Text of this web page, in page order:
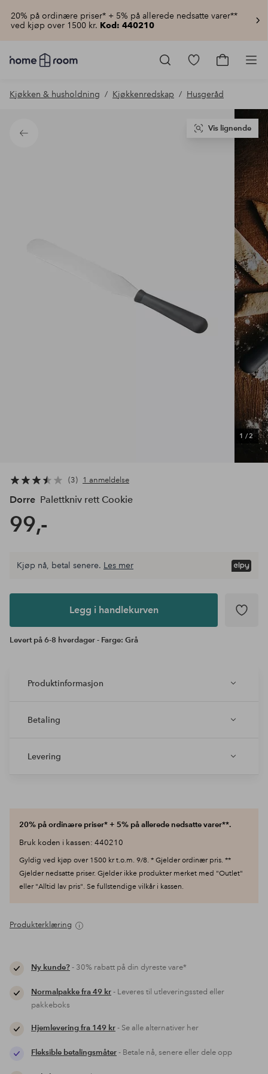
20% på ordinære priser* + 5% på allerede nedsatte varer**
ved kjøp over 1500 kr. Kod: 440210
Homeroom
–
hjemmet
pris
Gå
produkter
Gå
Kjøkken & husholdning Kjøkkenredskap Husgeråd
Tilbake
1 /2
Vis lignende
3 1 anmeldelse
Dorre Palettkniv rett Cookie
99,-
Legg i
Kjøp nå, betal senere. Les mer
Legg i handlekurven
Levert på 6-8 hverdager - Farge: Grå
Produktinformasjon
Betaling
Levering
20% på ordinære priser* + 5% på allerede nedsatte varer**.
Bruk koden i kassen: 440210
Gyldig ved kjøp over 1500 kr t.o.m. 9/8. * Gjelder ordinær pris. **
Gjelder nedsatte priser. Gjelder ikke produkter merket med "Outlet"
eller "Alltid lav pris". Se fullstendige vilkår i kassen.
Produkterklæring
Ny kunde?- 30% rabatt på din dyreste vare*
Normalpakke fra 49 kr- Leveres til utleveringssted eller
pakkeboks
Hjemlevering fra 149 kr- Se alle alternativer her
Fleksible betalingsmåter- Betale nå, senere eller dele opp